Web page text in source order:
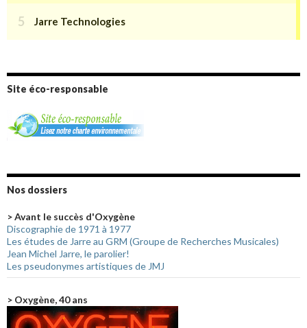
Site éco-responsable
Nos dossiers
> Avant le succès d'Oxygène
Discographie de 1971 à 1977
Les études de Jarre au GRM (Groupe de Recherches Musicales)
Jean Michel Jarre, le parolier!
Les pseudonymes artistiques de JMJ
> Oxygène, 40 ans